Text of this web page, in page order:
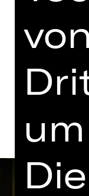
Opernhaus
Abo L MT
von